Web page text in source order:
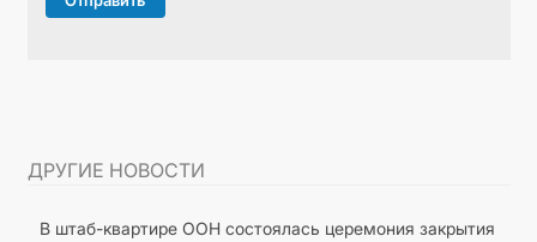
ДРУГИЕ НОВОСТИ
В штаб-квартире ООН состоялась церемония закрытия